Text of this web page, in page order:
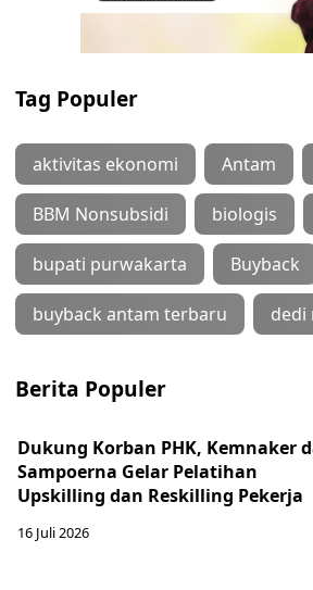
Tag Populer
aktivitas ekonomi Antam
BBM Nonsubsidi biologis
bupati purwakarta Buyback
buyback antam terbaru dedi
Berita Populer
Dukung Korban PHK, Kemnaker
Sampoerna Gelar Pelatihan
Upskilling dan Reskilling Pekerja
16 Juli 2026